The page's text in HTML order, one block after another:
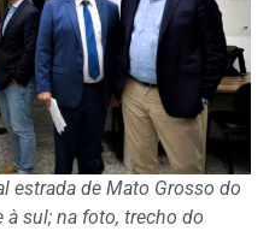
estrada de Mato Grosso do
à sul; na foto, trecho do